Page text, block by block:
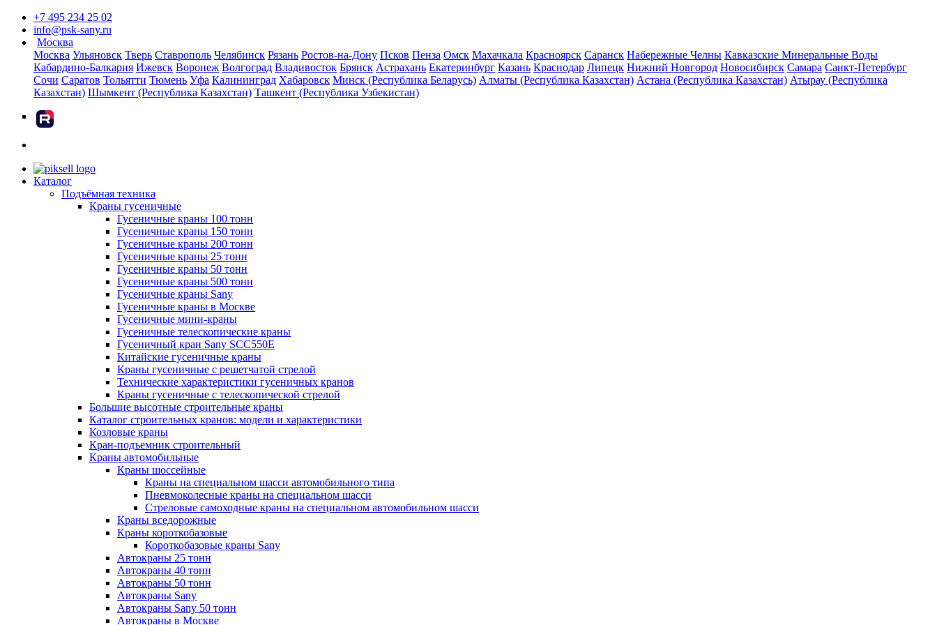
+7 495 234 25 02
info@psk-sany.ru
Москва
Москва Ульяновск Тверь Ставрополь Челябинск Рязань Ростов-на-Дону Псков Пенза Омск Махачкала Красноярск Саранск Набережные Челны Кавказские Минеральные Воды
Кабардино-Балкария Ижевск Воронеж Волгоград Владивосток Брянск Астрахань Екатеринбург Казань Краснодар Липецк Нижний Новгород Новосибирск Самара Санкт-Петербург
Сочи Саратов Тольятти Тюмень Уфа Калининград Хабаровск Минск (Республика Беларусь) Алматы (Республика Казахстан) Астана (Республика Казахстан) Атырау (Республика
Казахстан) Шымкент (Республика Казахстан) Ташкент (Республика Узбекистан)
Каталог
Подъёмная техника
Краны гусеничные
Гусеничные краны 100 тонн
Гусеничные краны 150 тонн
Гусеничные краны 200 тонн
Гусеничные краны 25 тонн
Гусеничные краны 50 тонн
Гусеничные краны 500 тонн
Гусеничные краны Sany
Гусеничные краны в Москве
Гусеничные мини-краны
Гусеничные телескопические краны
Гусеничный кран Sany SCC550E
Китайские гусеничные краны
Краны гусеничные с решетчатой стрелой
Технические характеристики гусеничных кранов
Краны гусеничные с телескопической стрелой
Большие высотные строительные краны
Каталог строительных кранов: модели и характеристики
Козловые краны
Кран-подъемник строительный
Краны автомобильные
Краны шоссейные
Краны на специальном шасси автомобильного типа
Пневмоколесные краны на специальном шасси
Стреловые самоходные краны на специальном автомобильном шасси
Краны вседорожные
Краны короткобазовые
Короткобазовые краны Sany
Автокраны 25 тонн
Автокраны 40 тонн
Автокраны 50 тонн
Автокраны Sany
Автокраны Sany 50 тонн
Автокраны в Москве